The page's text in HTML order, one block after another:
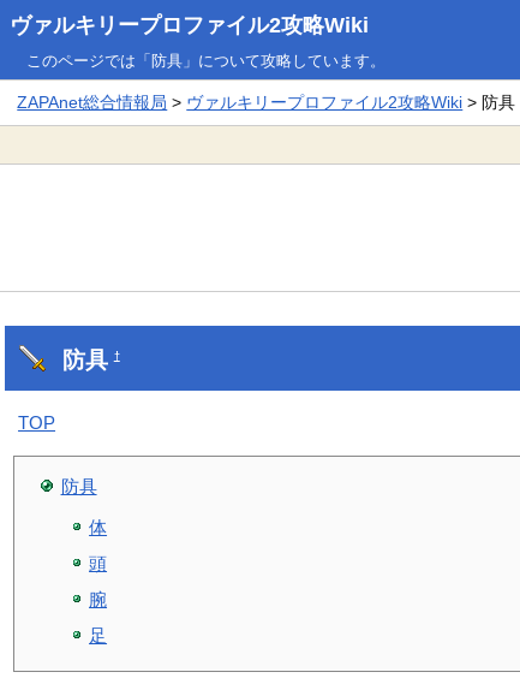
ヴァルキリープロファイル2攻略Wiki
このページでは「防具」について攻略しています。
ZAPAnet総合情報局 > ヴァルキリープロファイル2攻略Wiki > 防具
防具†
TOP
防具
体
頭
腕
足